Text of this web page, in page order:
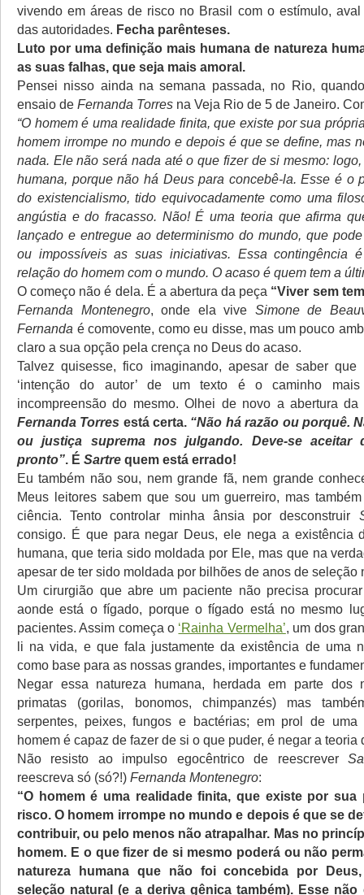
vivendo em áreas de risco no Brasil com o estímulo,
das autoridades. Fecha parênteses.
Luto por uma definição mais humana de natureza
as suas falhas, que seja mais amoral.
Pensei nisso ainda na semana passada, no Rio,
ensaio de Fernanda Torres na Veja Rio de 5 de Janeiro.
“O homem é uma realidade finita, que existe por sua
homem irrompe no mundo e depois é que se define, mas
nada. Ele não será nada até o que fizer de si mesmo:
humana, porque não há Deus para concebê-la. Esse é o
do existencialismo, tido equivocadamente como uma
angústia e do fracasso. Não! É uma teoria que afirma
lançado e entregue ao determinismo do mundo, que
ou impossíveis as suas iniciativas. Essa contingência
relação do homem com o mundo. O acaso é quem tem a
O começo não é dela. É a abertura da peça “Viver sem
Fernanda Montenegro, onde ela vive Simone de
Fernanda é comovente, como eu disse, mas um pouco
claro a sua opção pela crença no Deus do acaso.
Talvez quisesse, fico imaginando, apesar de saber que
‘intenção do autor’ de um texto é o caminho
incompreensão do mesmo. Olhei de novo a abertura
Fernanda Torres está certa. “Não há razão ou porquê.
ou justiça suprema nos julgando. Deve-se aceitar
pronto”. É Sartre quem está errado!
Eu também não sou, nem grande fã, nem grande
Meus leitores sabem que sou um guerreiro, mas
ciência. Tento controlar minha ânsia por desconstruir
consigo. É que para negar Deus, ele nega a existência
humana, que teria sido moldada por Ele, mas que na
apesar de ter sido moldada por bilhões de anos de seleção
Um cirurgião que abre um paciente não precisa
aonde está o fígado, porque o fígado está no mesmo
pacientes. Assim começa o ‘Rainha Vermelha’, um dos
li na vida, e que fala justamente da existência de uma
como base para as nossas grandes, importantes e
Negar essa natureza humana, herdada em parte dos
primatas (gorilas, bonomos, chimpanzés) mas
serpentes, peixes, fungos e bactérias; em prol de
homem é capaz de fazer de si o que puder, é negar a teoria
Não resisto ao impulso egocêntrico de reescrever
reescreva só (só?!) Fernanda Montenegro:
“O homem é uma realidade finita, que existe por sua
risco. O homem irrompe no mundo e depois é que se
contribuir, ou pelo menos não atrapalhar. Mas no
homem. E o que fizer de si mesmo poderá ou não
natureza humana que não foi concebida por
seleção natural (e a deriva gênica também). Esse não